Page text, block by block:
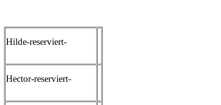
Hilde-reserviert-
Hector-reserviert-